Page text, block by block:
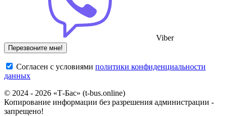
Viber
Cогласен с условиями политики конфиденциальности
данных
© 2024 - 2026 «Т-Бас» (t-bus.online)
Копирование информации без разрешения администрации -
запрещено!